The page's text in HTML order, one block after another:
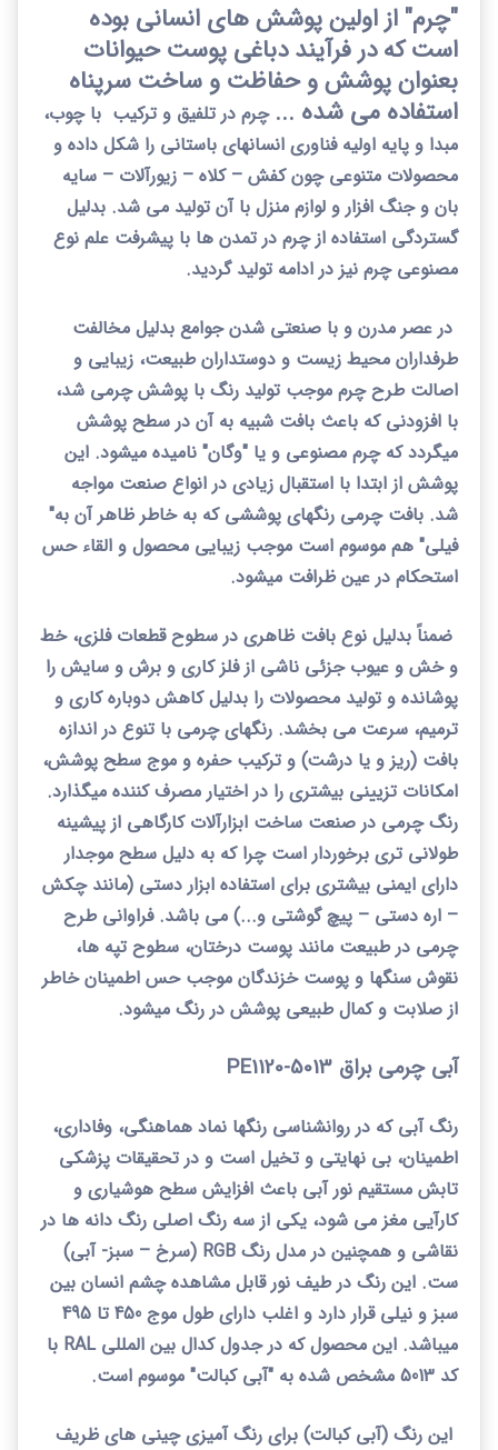
"چرم" از اولین پوشش های انسانی بوده
است که در فرآیند دباغی پوست حیوانات
بعنوان پوشش و حفاظت و ساخت سرپناه
استفاده می شده ... چرم در تلفیق و ترکیب با چوب،
مبدا و پایه اولیه فناوری انسانهای باستانی را شکل داده و
محصولات متنوعی چون کفش – کلاه – زیورآلات – سایه
بان و جنگ افزار و لوازم منزل با آن تولید می شد. بدلیل
گستردگی استفاده از چرم در تمدن ها با پیشرفت علم نوع
مصنوعی چرم نیز در ادامه تولید گردید.
در عصر مدرن و با صنعتی شدن جوامع بدلیل مخالفت
طرفداران محیط زیست و دوستداران طبیعت، زیبایی و
اصالت طرح چرم موجب تولید رنگ با پوشش چرمی شد،
با افزودنی که باعث بافت شبیه به آن در سطح پوشش
میگردد که چرم مصنوعی و یا "وگان" نامیده میشود. این
پوشش از ابتدا با استقبال زیادی در انواع صنعت مواجه
شد. بافت چرمی رنگهای پوششی که به خاطر ظاهر آن به"
فیلی" هم موسوم است موجب زیبایی محصول و القاء حس
استحکام در عین ظرافت میشود.
ضمناً بدلیل نوع بافت ظاهری در سطوح قطعات فلزی، خط
و خش و عیوب جزئی ناشی از فلز کاری و برش و سایش را
پوشانده و تولید محصولات را بدلیل کاهش دوباره کاری و
ترمیم، سرعت می بخشد. رنگهای چرمی با تنوع در اندازه
بافت (ریز و یا درشت) و ترکیب حفره و موج سطح پوشش،
امکانات تزیینی بیشتری را در اختیار مصرف کننده میگذارد.
رنگ چرمی در صنعت ساخت ابزارآلات کارگاهی از پیشینه
طولانی تری برخوردار است چرا که به دلیل سطح موجدار
دارای ایمنی بیشتری برای استفاده ابزار دستی (مانند چکش
– اره دستی – پیچ گوشتی و...) می باشد. فراوانی طرح
چرمی در طبیعت مانند پوست درختان، سطوح تپه ها،
نقوش سنگها و پوست خزندگان موجب حس اطمینان خاطر
از صلابت و کمال طبیعی پوشش در رنگ میشود.
آبی چرمی براق 5013-1120 PE
رنگ آبی که در روانشناسی رنگها نماد هماهنگی، وفاداری،
اطمینان، بی نهایتی و تخیل است و در تحقیقات پزشکی
تابش مستقیم نور آبی باعث افزایش سطح هوشیاری و
کارآیی مغز می شود، یکی از سه رنگ اصلی رنگ دانه ها در
نقاشی و همچنین در مدل رنگ RGB (سرخ – سبز- آبی)
ست. این رنگ در طیف نور قابل مشاهده چشم انسان بین
سبز و نیلی قرار دارد و اغلب دارای طول موج 450 تا 495
میباشد. این محصول که در جدول کدال بین المللی RAL با
کد 5013 مشخص شده به "آبی کبالت" موسوم است.
این رنگ (آبی کبالت) برای رنگ آمیزی چینی های ظریف